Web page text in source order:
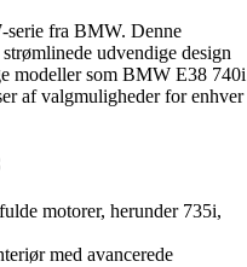
fra BMW. Denne
udvendige design
modeller som BMW E38 740i
af valgmuligheder for enhver
motorer, herunder 735i,
med avancerede